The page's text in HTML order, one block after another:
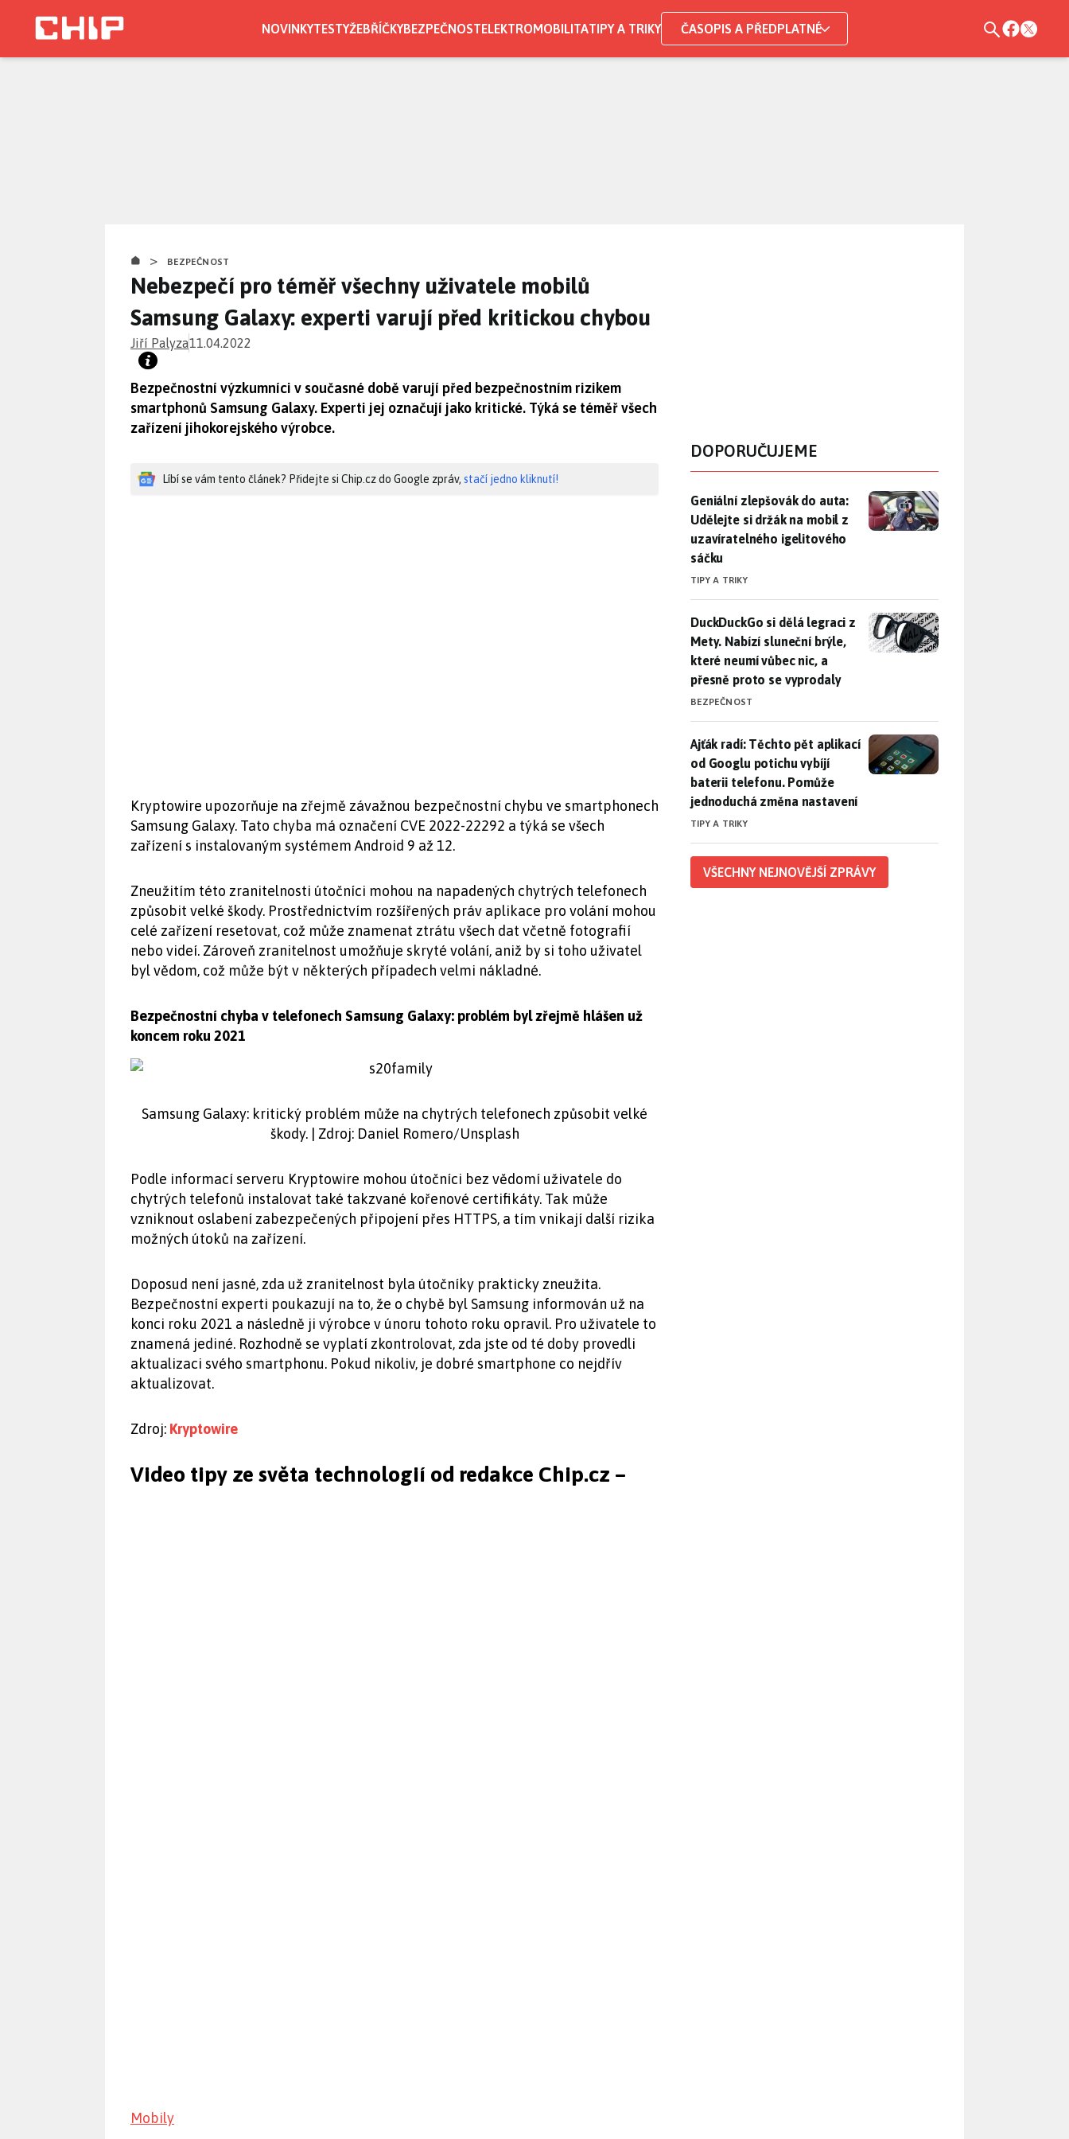
NOVINKYTESTYŽEBŘÍČKYBEZPEČNOSTELEKTROMOBILITATIPY A TRIKY ČASOPIS A PŘEDPLATNÉ
> BEZPEČNOST
Nebezpečí pro téměř všechny uživatele mobilů
Samsung Galaxy: experti varují před kritickou chybou
Jiří Palyza11.04.2022
Bezpečnostní výzkumníci v současné době varují před bezpečnostním rizikem
smartphonů Samsung Galaxy. Experti jej označují jako kritické. Týká se téměř všech
zařízení jihokorejského výrobce.
Líbí se vám tento článek? Přidejte si Chip.cz do Google zpráv, stačí jedno kliknutí!
Kryptowire upozorňuje na zřejmě závažnou bezpečnostní chybu ve smartphonech
Samsung Galaxy. Tato chyba má označení CVE 2022-22292 a týká se všech
zařízení s instalovaným systémem Android 9 až 12.
Zneužitím této zranitelnosti útočníci mohou na napadených chytrých telefonech
způsobit velké škody. Prostřednictvím rozšířených práv aplikace pro volání mohou
celé zařízení resetovat, což může znamenat ztrátu všech dat včetně fotografií
nebo videí. Zároveň zranitelnost umožňuje skryté volání, aniž by si toho uživatel
byl vědom, což může být v některých případech velmi nákladné.
Bezpečnostní chyba v telefonech Samsung Galaxy: problém byl zřejmě hlášen už
koncem roku 2021
Samsung Galaxy: kritický problém může na chytrých telefonech způsobit velké
škody. | Zdroj: Daniel Romero/Unsplash
Podle informací serveru Kryptowire mohou útočníci bez vědomí uživatele do
chytrých telefonů instalovat také takzvané kořenové certifikáty. Tak může
vzniknout oslabení zabezpečených připojení přes HTTPS, a tím vnikají další rizika
možných útoků na zařízení.
Doposud není jasné, zda už zranitelnost byla útočníky prakticky zneužita.
Bezpečnostní experti poukazují na to, že o chybě byl Samsung informován už na
konci roku 2021 a následně ji výrobce v únoru tohoto roku opravil. Pro uživatele to
znamená jediné. Rozhodně se vyplatí zkontrolovat, zda jste od té doby provedli
aktualizaci svého smartphonu. Pokud nikoliv, je dobré smartphone co nejdřív
aktualizovat.
Zdroj: Kryptowire
Video tipy ze světa technologií od redakce Chip.cz –
Mobily
DOPORUČUJEME
Geniální zlepšovák do auta: Udělejte si držák na mobil z
Geniální zlepšovák do auta:
Udělejte si držák na mobil z
uzavíratelného igelitového
sáčku
TIPY A TRIKY
DuckDuckGo si dělá legraci z Mety. Nabízí sluneční brýle, které
DuckDuckGo si dělá legraci z
Mety. Nabízí sluneční brýle,
které neumí vůbec nic, a
přesně proto se vyprodaly
BEZPEČNOST
Ajťák radí: Těchto pět aplikací od Googlu potichu vybíjí baterii
Ajťák radí: Těchto pět aplikací
od Googlu potichu vybíjí
baterii telefonu. Pomůže
jednoduchá změna nastavení
TIPY A TRIKY
VŠECHNY NEJNOVĚJŠÍ ZPRÁVY